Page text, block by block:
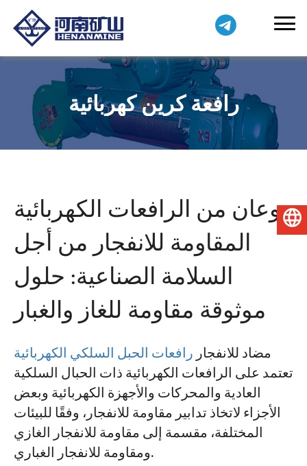
رافعة كرين كهربائية
نوعان من الرافعات الكهربائية
المقاومة للانفجار من أجل
السلامة الصناعية: حلول
موثوقة مقاومة للغاز والغبار
مضاد للانفجاررافعات الحبل السلكي الكهربائية
تعتمد على الرافعات الكهربائية ذات الحبال السلكية
العادية والمحركات والأجهزة الكهربائية وبعض
الأجزاء لاتخاذ تدابير مقاومة للانفجار، وفقًا للبيئات
المختلفة، مقسمة إلى مقاومة للانفجار الغازي
ومقاومة للانفجار الغباري.
العربية